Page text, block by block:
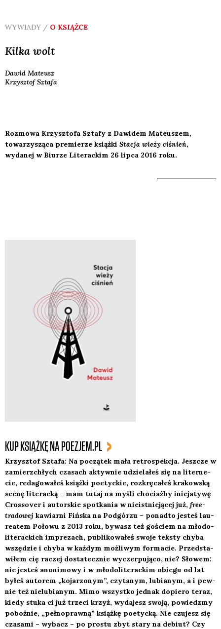
WYWIADY / O KSIĄŻCE
Kilka wolt
Dawid Mateusz
KrzysztofSztafa
Rozmowa Krzysztofa Sztafy z Dawidem Mateuszem,
towarzysząca premierze książki Stacja wieży ciśnień,
wydanej w Biurze Literackim 26 lipca 2016 roku.
KUP KSIĄŻKĘ NA POEZJEM.PL
Krzysz­tof Szta­fa: Na począ­tek mała retro­spek­cja. Jesz­cze w
zamierz­chłych cza­sach aktyw­nie udzie­la­łeś się na liter­ne­
cie, reda­go­wa­łeś książ­ki poetyc­kie, roz­krę­ca­łeś kra­kow­ską
sce­nę lite­rac­ką – mam tutaj na myśli cho­ciaż­by ini­cja­ty­wę
Cros­so­ver i autor­skie spo­tka­nia w nie­ist­nie­ją­cej już, free-
tra­do­wej kawiar­ni Fiń­ska na Pod­gó­rzu – ponad­to jesteś lau­
re­atem Poło­wu z 2013 roku, bywasz też gościem na mło­do­
li­te­rac­kich impre­zach, publi­ko­wa­łeś swo­je tek­sty chy­ba
wszę­dzie i chy­ba w każ­dym moż­li­wym for­ma­cie. Przed­sta­
wi­łem cię raczej dosta­tecz­nie wyczer­pu­ją­co, nie? Sło­wem:
nie jesteś ano­ni­mo­wy i w mło­do­li­te­rac­kim obie­gu od lat
byłeś auto­rem „koja­rzo­nym”, czy­ta­nym, lubia­nym, a i pew­
nie też nie­lu­bia­nym. Mimo wszyst­ko jed­nak dopie­ro teraz,
kie­dy stu­ka ci już trze­ci krzyż, wyda­jesz swo­ją, powiedz­my
poboż­nie, „peł­no­praw­ną” książ­kę poetyc­ką. Nie czu­jesz się
cza­sa­mi – wybacz – po pro­stu zbyt sta­ry na debiut? Czy